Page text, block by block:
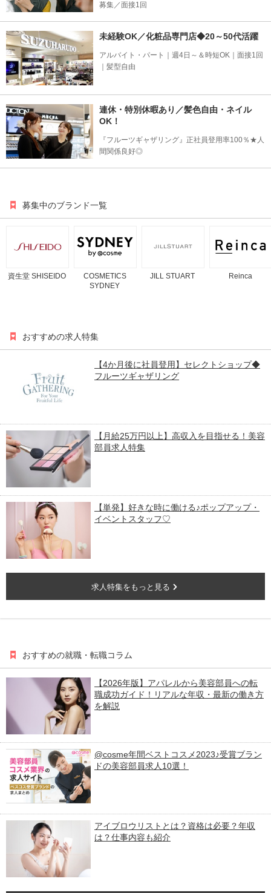
募集／面接1回
未経験OK／化粧品専門店◆20～50代活躍
アルバイト・パート｜週4日～＆時短OK｜面接1回
｜髪型自由
連休・特別休暇あり／髪色自由・ネイル
OK！
『フルーツギャザリング』正社員登用率100％★人
間関係良好◎
募集中のブランド一覧
資生堂 SHISEIDO
COSMETICS
SYDNEY
JILL STUART Reinca
おすすめの求人特集
【4か月後に社員登用】セレクトショップ◆
フルーツギャザリング
【月給25万円以上】高収入を目指せる！美容
部員求人特集
【単発】好きな時に働ける♪ポップアップ・
イベントスタッフ♡
求人特集をもっと見る
おすすめの就職・転職コラム
【2026年版】アパレルから美容部員への転
職成功ガイド！リアルな年収・最新の働き方
を解説
@cosme年間ベストコスメ2023♪受賞ブラン
ドの美容部員求人10選！
アイブロウリストとは？資格は必要？年収
は？仕事内容も紹介